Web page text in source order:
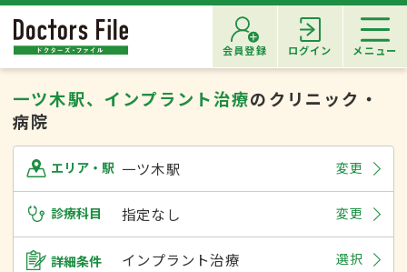
会員登録 ログイン メニュー
一ツ木駅、インプラント治療のクリニック・
病院
エリア・駅 一ツ木駅 変更
診療科目 指定なし 変更
詳細条件 インプラント治療 選択